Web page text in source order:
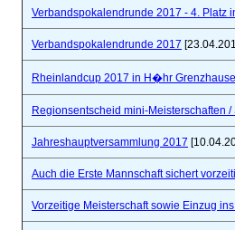
Verbandspokalendrunde 2017 - 4. Platz
Verbandspokalendrunde 2017
Rheinlandcup 2017 in H�hr
Regionsentscheid mini-Meisterschaften
Jahreshauptversammlung 2017
Auch die Erste Mannschaft sichert
Vorzeitige Meisterschaft sowie Einzug